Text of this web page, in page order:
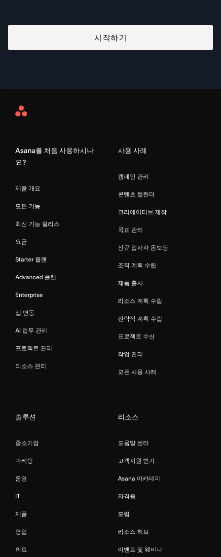
시작하기
Asana
Asana를 처음 사용하시나
요?
제품 개요
모든 기능
최신 기능 릴리스
요금
Starter 플랜
Advanced 플랜
Enterprise
앱 연동
AI 업무 관리
프로젝트 관리
리소스 관리
사용 사례
캠페인 관리
콘텐츠 캘린더
크리에이티브 제작
목표 관리
신규 입사자 온보딩
조직 계획 수립
제품 출시
리소스 계획 수립
전략적 계획 수립
프로젝트 수신
작업 관리
모든 사용 사례
솔루션
중소기업
마케팅
운영
IT
제품
영업
의료
리소스
도움말 센터
고객지원 받기
Asana 아카데미
자격증
포럼
리소스 허브
이벤트 및 웨비나